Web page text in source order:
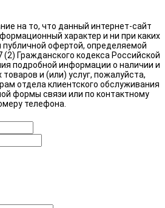
на то, что данный интернет-сайт
характер и ни при каких
публичной офертой, определяемой
Гражданского кодекса Российской
подробной информации о наличии и
и (или) услуг, пожалуйста,
отдела клиентского обслуживания
формы связи или по контактному
телефона.